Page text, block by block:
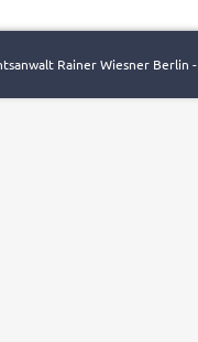
Rainer Wiesner Berlin